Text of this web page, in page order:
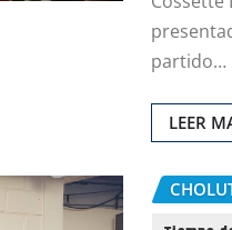
partido…
LEER